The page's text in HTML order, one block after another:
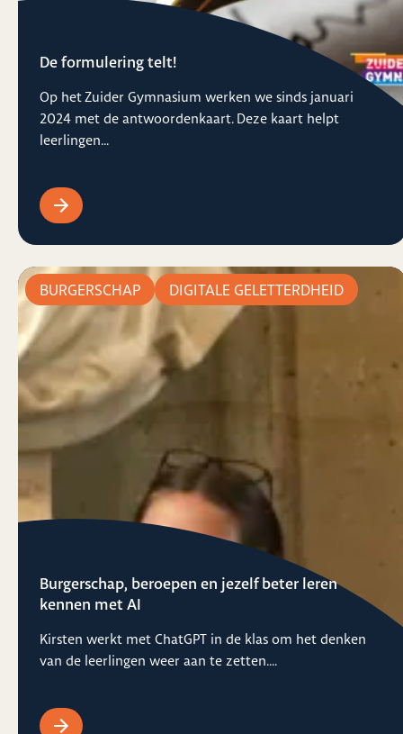
De formulering telt!
Op het Zuider Gymnasium werken we sinds januari
2024 met de antwoordenkaart. Deze kaart helpt
leerlingen...
Burgerschap, beroepen en jezelf beter leren
kennen met AI
Kirsten werkt met ChatGPT in de klas om het denken
van de leerlingen weer aan te zetten....
BURGERSCHAP DIGITALE GELETTERDHEID